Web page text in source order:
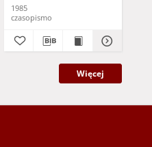
1985
czasopismo
Więcej